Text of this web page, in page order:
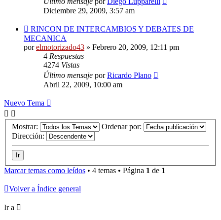
Diciembre 29, 2009, 3:57 am
RINCON DE INTERCAMBIOS Y DEBATES DE
MECANICA
porelmotorizado43 » Febrero 20, 2009, 12:11 pm
4 Respuestas
4274 Vistas
Último mensaje porRicardo Plano
Abril 22, 2009, 10:00 am
Nuevo Tema
Mostrar:
Ordenar por:
Dirección:
Marcar temas como leídos • 4 temas • Página 1 de 1
Volver a Índice general
Ir a